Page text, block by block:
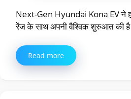
Next-Gen Hyundai Kona EV ने
रेंज के साथ अपनी वैश्विक शुरुआत की
Read more